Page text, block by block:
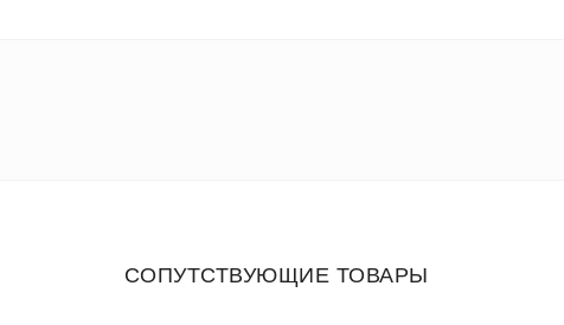
СОПУТСТВУЮЩИЕ ТОВАРЫ